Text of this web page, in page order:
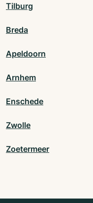
Tilburg
Breda
Apeldoorn
Arnhem
Enschede
Zwolle
Zoetermeer